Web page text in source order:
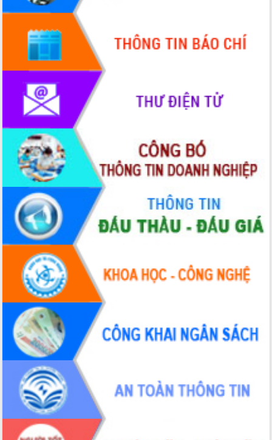
địa chính, hoàn thiện cơ sở dữ liệu đất
đai
Ứng dụng sinh trắc học - Bước tiến
trong hành trình chuyển đổi số tại Đắk
Đắk Lắk nâng cao hiệu quả công tác
Đảng từ Sổ tay đảng viên điện tử
Đắk Lắk đẩy mạnh nuôi biển công
nghệ, hướng tới phát triển thủy sản
Tập huấn nâng cao năng lực triển khai
chuyển đổi số cho cán bộ, công chức
cấp xã
Đắk Lắk phát động hưởng ứng Ngày
Quyền của người tiêu dùng Việt Nam
2026
Đẩy mạnh cải cách hành chính, quyết
tâm đạt được mục tiêu tăng trưởng
hai con số trong năm 2026
Tổ chức trang trọng Lễ hội Đền thờ
Lương Văn Chánh năm 2026
Phó Bí thư Tỉnh ủy Đắk Lắk Đỗ Hữu
Huy giữ chức Bí thư Đảng ủy Ủy Ban
Nhân dân tỉnh
Bệnh án điện tử thúc đẩy chuyển đổi
số y tế tại Đắk Lắk
Chuyển đổi số thư viện: Mở rộng
không gian tri thức trong thời đại số
Đánh giá, rút kinh nghiệm công tác tổ
chức diễn tập trước ngày bầu cử
Chương trình “Gặp gỡ hữu nghị –
Friendship Meeting New Year 2026”
Bầu cử Quốc hội và HĐND: Cử tri Đắk